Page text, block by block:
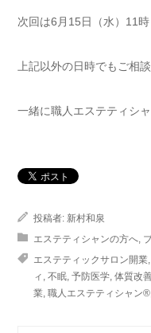
次回は6月15日（水）11時
上記以外の日時でもご相
一緒に職人エステティシ
投稿者: 新村和泉
エステティシャンの方へ
エステティックサロン開業
ィ 不眠 予防医学 体質改
業 職人エステティシャン®